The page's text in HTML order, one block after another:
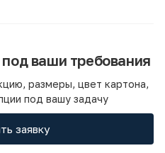
ваши требования
размеры, цвет картона,
под вашу задачу
заявку